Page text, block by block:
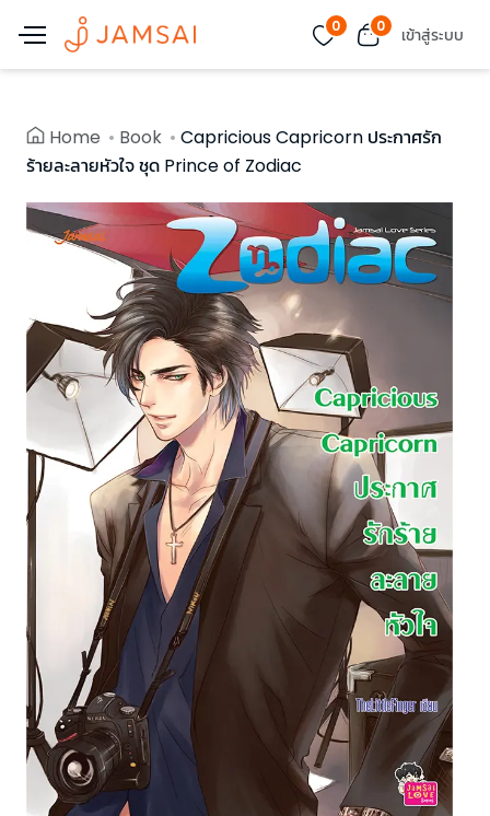
0 0 เข้าสู่ระบบ
Home Book
Capricious Capricorn ประกาศรัก
ร้ายละลายหัวใจ ชุด Prince of Zodiac